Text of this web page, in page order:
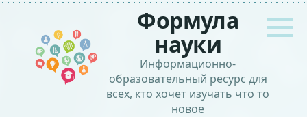
Перейти
контенту
Формула
науки
Информационно-
образовательный ресурс для
всех, кто хочет изучать что то
новое